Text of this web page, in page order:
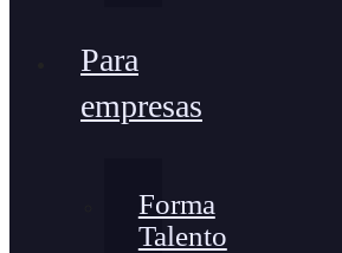
Para
empresas
Forma
Talento